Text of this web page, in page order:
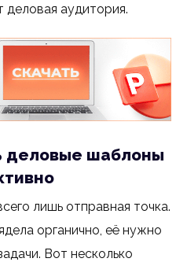
аудитория.
деловые шаблоны
лишь отправная точка.
органично, её нужно
Вот несколько